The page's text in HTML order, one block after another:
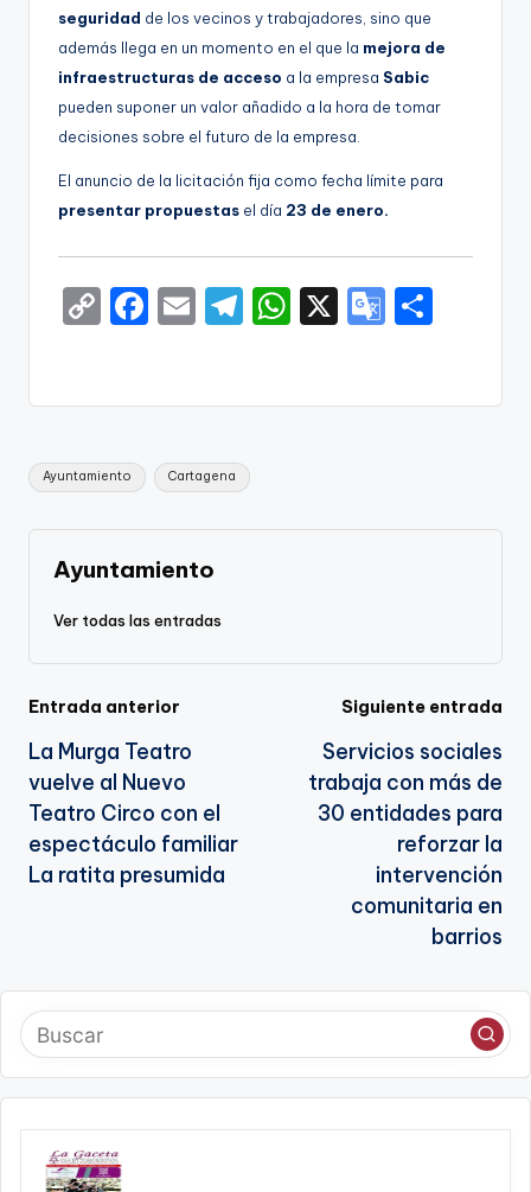
seguridad de los vecinos y trabajadores, sino que
además llega en un momento en el que la mejora de
infraestructuras de acceso a la empresa Sabic
pueden suponer un valor añadido a la hora de tomar
decisiones sobre el futuro de la empresa.
El anuncio de la licitación fija como fecha límite para
presentar propuestas el día 23 de enero.
C
y
Li
n
k
F
e
b
o
o
k
E
l
T
gr
a
m
W
ts
p
X
G
gl
a
e
Etiquetas:
Ayuntamiento Cartagena
Ayuntamiento
Ver todas las entradas
Navegación
de
entradas
Entrada anterior
La Murga Teatro
vuelve al Nuevo
Teatro Circo con el
espectáculo familiar
La ratita presumida
Siguiente entrada
Servicios sociales
trabaja con más de
30 entidades para
reforzar la
intervención
comunitaria en
barrios